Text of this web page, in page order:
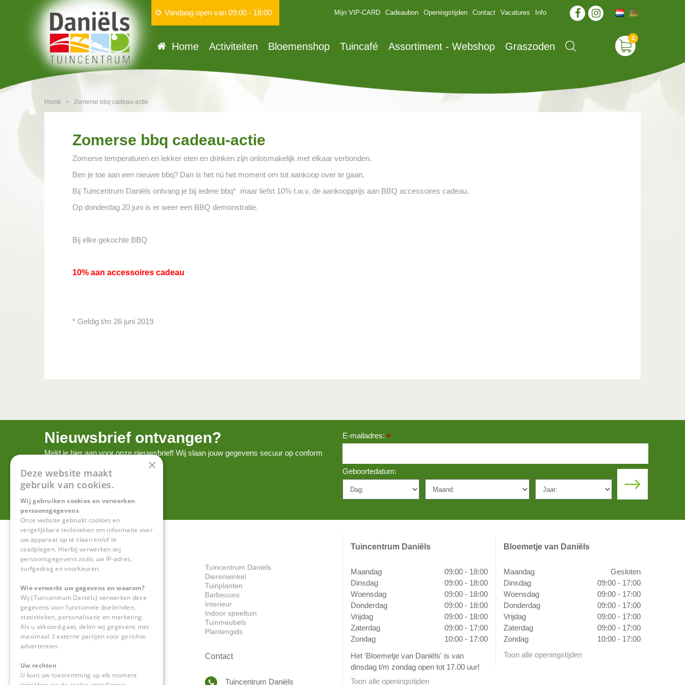
Home > Zomerse bbq cadeau-actie
Vandaag open van 09:00 - 18:00 Mijn VIP-CARD Cadeaubon Openingstijden Contact Vacatures Info
Home Activiteiten Bloemenshop Tuincafé Assortiment - Webshop Graszoden
Zomerse bbq cadeau-actie
Zomerse temperaturen en lekker eten en drinken zijn onlosmakelijk met elkaar verbonden.
Ben je toe aan een nieuwe bbq? Dan is het nú het moment om tot aankoop over te gaan.
Bij Tuincentrum Daniëls ontvang je bij iedere bbq* maar liefst 10% t.w.v. de aankoopprijs aan BBQ accessoires cadeau.
Op donderdag 20 juni is er weer een BBQ demonstratie.
Bij elke gekochte BBQ
10% aan accessoires cadeau
* Geldig t/m 26 juni 2019
Nieuwsbrief ontvangen?
Meld je hier aan voor onze nieuwsbrief! Wij slaan jouw gegevens secuur op conform
E-mailadres: *
Geboortedatum:
Tuincentrum Daniels
Dierenwinkel
Tuinplanten
Barbecues
Interieur
Indoor speeltuin
Tuinmeubels
Plantengids
Contact
Tuincentrum Daniëls
Tuincentrum Daniëls
Maandag
09:00 - 18:00
Dinsdag
09:00 - 18:00
Woensdag
09:00 - 18:00
Donderdag
09:00 - 18:00
Vrijdag
09:00 - 18:00
Zaterdag
09:00 - 17:00
Zondag
10:00 - 17:00
Het 'Bloemetje van Daniëls' is van
dinsdag t/m zondag open tot 17.00 uur!
Toon alle openingstijden
Bloemetje van Daniëls
Maandag
Gesloten
Dinsdag
09:00 - 17:00
Woensdag
09:00 - 17:00
Donderdag
09:00 - 17:00
Vrijdag
09:00 - 17:00
Zaterdag
09:00 - 17:00
Zondag
10:00 - 17:00
Toon alle openingstijden
×
Deze website maakt
gebruik van cookies.
Wij gebruiken cookies en verwerken
persoonsgegevens
Onze website gebruikt cookies en
vergelijkbare technieken om informatie over
uw apparaat op te slaan en/of te
raadplegen. Hierbij verwerken wij
persoonsgegevens zoals uw IP-adres,
surfgedrag en voorkeuren.
Wie verwerkt uw gegevens en waarom?
Wij (Tuincentrum Daniëls) verwerken deze
gegevens voor functionele doeleinden,
statistieken, personalisatie en marketing.
Als u akkoord gaat, delen wij gegevens met
maximaal 3 externe partijen voor gerichte
advertenties.
Uw rechten
U kunt uw toestemming op elk moment